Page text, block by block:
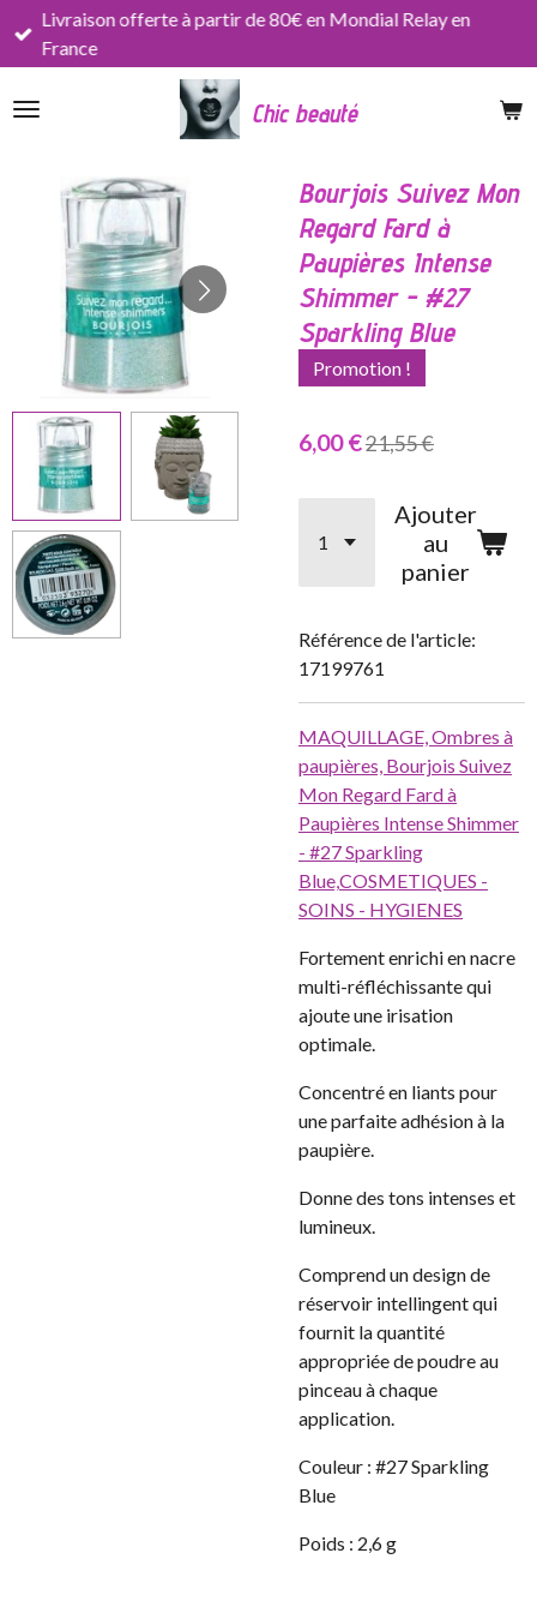
Passer
principal
Chic beauté
Livraison offerte à partir de 80€ en Mondial Relay en
France
Bourjois Suivez Mon
Regard Fard à
Paupières Intense
Shimmer - #27
Sparkling Blue
Promotion !
6,00 €21,55 €
Ajouter
au
panier
Référence de l'article:
17199761
MAQUILLAGE,Ombres à
paupières, Bourjois Suivez
Mon Regard Fard à
Paupières Intense Shimmer
- #27 Sparkling
Blue,COSMETIQUES -
SOINS - HYGIENES
Fortement enrichi en nacre
multi-réfléchissante qui
ajoute une irisation
optimale.
Concentré en liants pour
une parfaite adhésion à la
paupière.
Donne des tons intenses et
lumineux.
Comprend un design de
réservoir intellingent qui
fournit la quantité
appropriée de poudre au
pinceau à chaque
application.
Couleur : #27 Sparkling
Blue
Poids : 2,6 g